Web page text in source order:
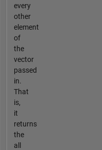
every
other
element
of
the
vector
passed
in.
That
is,
it
returns
the
all